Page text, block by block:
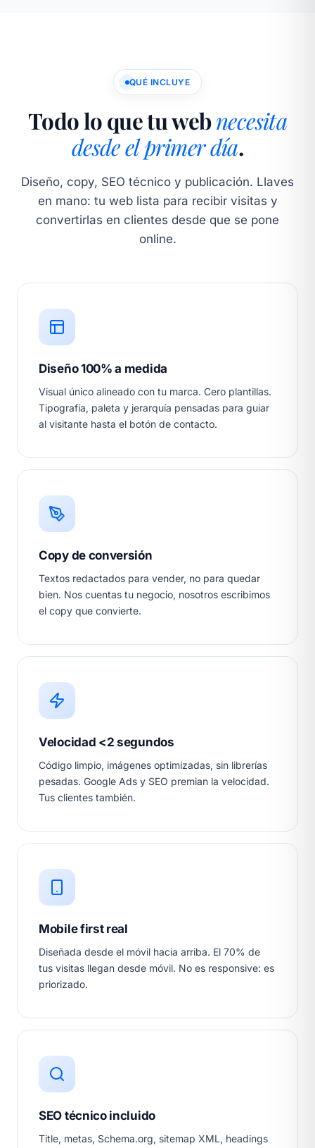
QUÉ INCLUYE
Todo lo que tu webnecesita
desde el primer día.
Diseño, copy, SEO técnico y publicación. Llaves
en mano: tu web lista para recibir visitas y
convertirlas en clientes desde que se pone
online.
Diseño 100% a medida
Visual único alineado con tu marca. Cero plantillas.
Tipografía, paleta y jerarquía pensadas para guiar
al visitante hasta el botón de contacto.
Copy de conversión
Textos redactados para vender, no para quedar
bien. Nos cuentas tu negocio, nosotros escribimos
el copy que convierte.
Velocidad <2 segundos
Código limpio, imágenes optimizadas, sin librerías
pesadas. Google Ads y SEO premian la velocidad.
Tus clientes también.
Mobile first real
Diseñada desde el móvil hacia arriba. El 70% de
tus visitas llegan desde móvil. No es responsive: es
priorizado.
SEO técnico incluido
Title, metas, Schema.org, sitemap XML, headings